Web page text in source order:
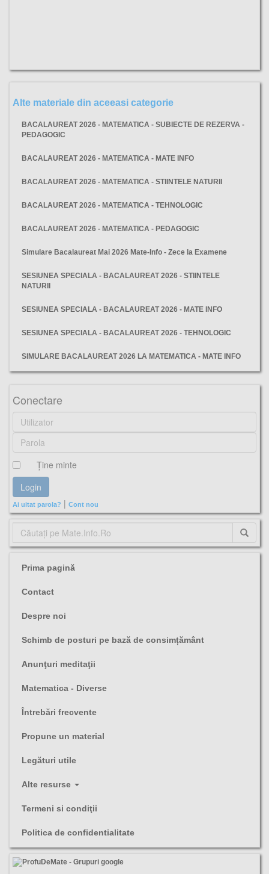
Alte materiale din aceeasi categorie
BACALAUREAT 2026 - MATEMATICA - SUBIECTE DE REZERVA -
PEDAGOGIC
BACALAUREAT 2026 - MATEMATICA - MATE INFO
BACALAUREAT 2026 - MATEMATICA - STIINTELE NATURII
BACALAUREAT 2026 - MATEMATICA - TEHNOLOGIC
BACALAUREAT 2026 - MATEMATICA - PEDAGOGIC
Simulare Bacalaureat Mai 2026 Mate-Info - Zece la Examene
SESIUNEA SPECIALA - BACALAUREAT 2026 - STIINTELE
NATURII
SESIUNEA SPECIALA - BACALAUREAT 2026 - MATE INFO
SESIUNEA SPECIALA - BACALAUREAT 2026 - TEHNOLOGIC
SIMULARE BACALAUREAT 2026 LA MATEMATICA - MATE INFO
Conectare
Ţine minte
Ai uitat parola? | Cont nou
Prima pagină
Contact
Despre noi
Schimb de posturi pe bază de consimțământ
Anunţuri meditaţii
Matematica - Diverse
Întrebări frecvente
Propune un material
Legături utile
Alte resurse
Termeni si condiţii
Politica de confidentialitate